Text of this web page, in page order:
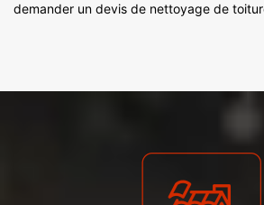
demander un devis de nettoyage de